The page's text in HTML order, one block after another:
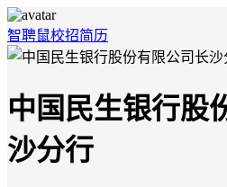
智聘鼠校招简历
中国民生银行股
沙分行